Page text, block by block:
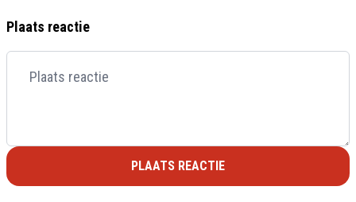
Plaats reactie
PLAATS REACTIE